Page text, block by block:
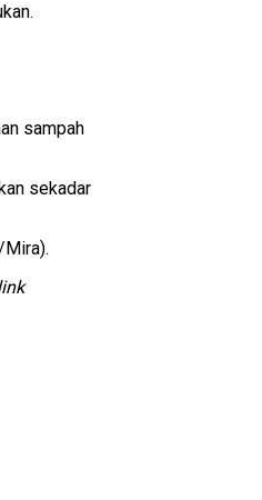
sampah
sekadar
Mira).